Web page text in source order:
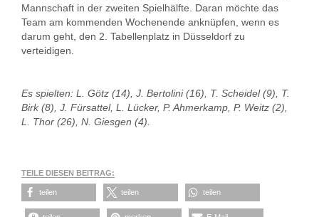
Mannschaft in der zweiten Spielhälfte. Daran möchte das
Team am kommenden Wochenende anknüpfen, wenn es
darum geht, den 2. Tabellenplatz in Düsseldorf zu
verteidigen.
Es spielten: L. Götz (14), J. Bertolini (16), T. Scheidel (9), T.
Birk (8), J. Fürsattel, L. Lücker, P. Ahmerkamp, P. Weitz (2),
L. Thor (26), N. Giesgen (4).
TEILE DIESEN BEITRAG:
teilen teilen teilen